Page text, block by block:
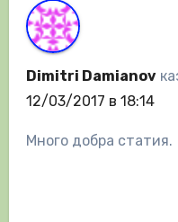
Dimitri Damianov
12/03/2017 в 18:14
Много добра статия.